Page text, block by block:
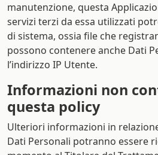
manutenzione, questa
servizi terzi da essa utilizzati
di sistema, ossia file che
possono contenere anche Dati
l’indirizzo IP Utente.
Informazioni non
questa policy
Ulteriori informazioni in
Dati Personali potranno essere